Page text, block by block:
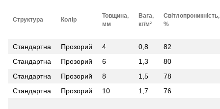
Структура Колір
Товщина,
мм
Вага,
кг/м²
Світлопроникність,
%
Стандартна Прозорий 4 0,8
82
Стандартна
Прозорий 6 1,3
80
Стандартна
Прозорий 8 1,5
78
Стандартна
Прозорий 10 1,7 76